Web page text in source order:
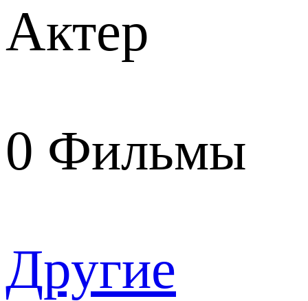
Актер
0 Фильмы
Другие